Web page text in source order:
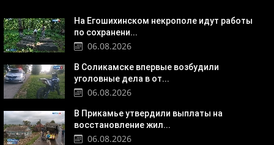
На Егошихинском некрополе идут работы
по сохранени...
06.08.2026
В Соликамске впервые возбудили
уголовные дела в от...
06.08.2026
В Прикамье утвердили выплаты на
восстановление жил...
06.08.2026